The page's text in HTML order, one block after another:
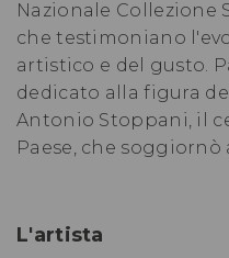
Nazionale Collezione
che testimoniano
artistico e del gusto.
dedicato alla figura
Antonio Stoppani, il
Paese, che soggiornò
L'artista